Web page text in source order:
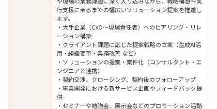
行支援に至るまでの幅広いソリューション提案を推進し
ます。
・大手企業（CxO〜現場責任者）へのヒアリング・リレ
ーション構築
・クライアント課題に応じた提案戦略の立案（生成AI活
用・組織変革・業務改善 など）
・ソリューションの提案・案件化（コンサルタント・エ
ンジニアと連携）
・契約交渉、クロージング、契約後のフォローアップ
・事業開発における新サービス企画やフィードバック提
供
・セミナーや勉強会、展示会などのプロモーション活動